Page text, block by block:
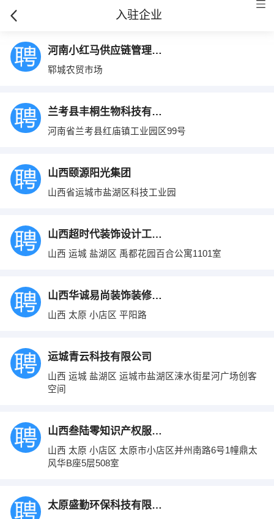
入驻企业
河南小红马供应链管理有限公司
郓城农贸市场
兰考县丰桐生物科技有限公司
河南省兰考县红庙镇工业园区99号
山西颐源阳光集团
山西省运城市盐湖区科技工业园
山西超时代装饰设计工程有限公司
山西 运城 盐湖区 禹都花园百合公寓1101室
山西华诚易尚装饰装修工程有限公司
山西 太原 小店区 平阳路
运城青云科技有限公司
山西 运城 盐湖区 运城市盐湖区涑水街星河广场创客
空间
山西叁陆零知识产权服务有限公司
山西 太原 小店区 太原市小店区并州南路6号1幢鼎太
风华B座5层508室
太原盛勤环保科技有限公司